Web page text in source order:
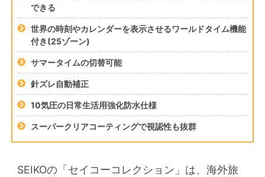
できる
世界の時刻やカレンダーを表示させるワールドタイム機能
付き(25ゾーン)
サマータイムの切替可能
針ズレ自動補正
10気圧の日常生活用強化防水仕様
スーパークリアコーティングで視認性も抜群
SEIKOの「セイコーコレクション」は、海外旅